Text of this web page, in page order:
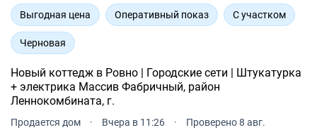
Выгодная цена Оперативный показ С участком
Черновая
Новый коттедж в Ровно | Городские сети | Штукатурка
+ электрика Массив Фабричный, район
Леннокомбината, г.
Продается дом · Вчера в 11:26 · Проверено 8 авг.